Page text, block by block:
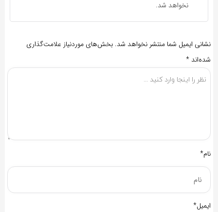
نخواهد شد.
نشانی ایمیل شما منتشر نخواهد شد. بخش‌های موردنیاز علامت‌گذاری
شده‌اند *
نام*
ایمیل*